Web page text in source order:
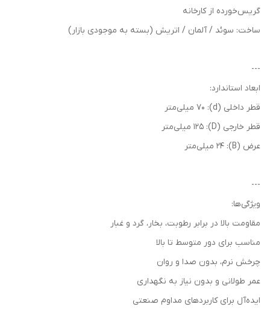
گریس‌خورده از کارخانه
ساخت: سوئد / آلمان / اتریش (بسته به موجودی بازار)
---
ابعاد استاندارد:
قطر داخلی (d): 70 میلی‌متر
قطر خارجی (D): 125 میلی‌متر
عرض (B): 24 میلی‌متر
---
ویژگی‌ها:
مقاومت بالا در برابر رطوبت، بخار، گرد و غبار
مناسب برای دور متوسط تا بالا
چرخش نرم، بدون صدا و روان
عمر طولانی و بدون نیاز به نگهداری
ایده‌آل برای کاربردهای مداوم صنعتی